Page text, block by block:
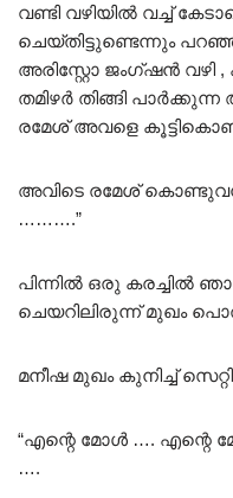
വണ്ടി വഴിയിൽ വച്ച്
ചെയ്തിട്ടുണ്ടെന്നും
അരിസ്റ്റോ ജംഗ്ഷൻ വഴി
തമിഴർ തിങ്ങി
രമേശ് അവളെ
അവിടെ രമേശ്‌
……….”
പിന്നിൽ ഒരു കരച്ചിൽ
ചെയറിലിരുന്ന് മുഖം
മനീഷ മുഖം കുനിച്ച്
“എന്റെ മോൾ …. എന്റെ
….